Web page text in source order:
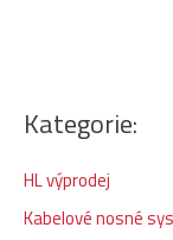
Kategorie:
HL výprodej
Kabelové nosné